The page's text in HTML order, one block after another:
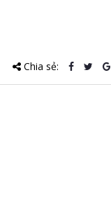
Chia sẻ: